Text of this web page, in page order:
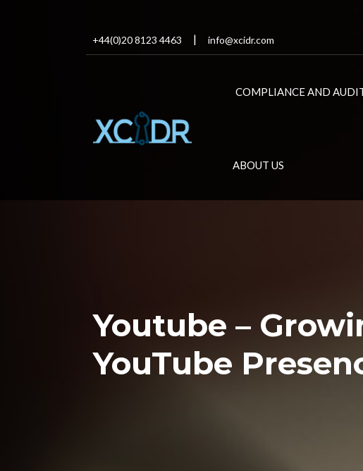
+44(0)20 8123 4463 info@xcidr.com
COMPLIANCE AND
ABOUT US
Youtube –
YouTube